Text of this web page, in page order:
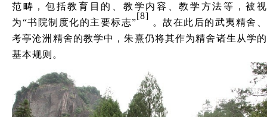
范畴，包括教育目的、教学内容、教学方法等，被视
为“书院制度化的主要标志”
[8]
。故在此后的武夷精舍、
考亭沧洲精舍的教学中，朱熹仍将其作为精舍诸生从学的
基本规则。